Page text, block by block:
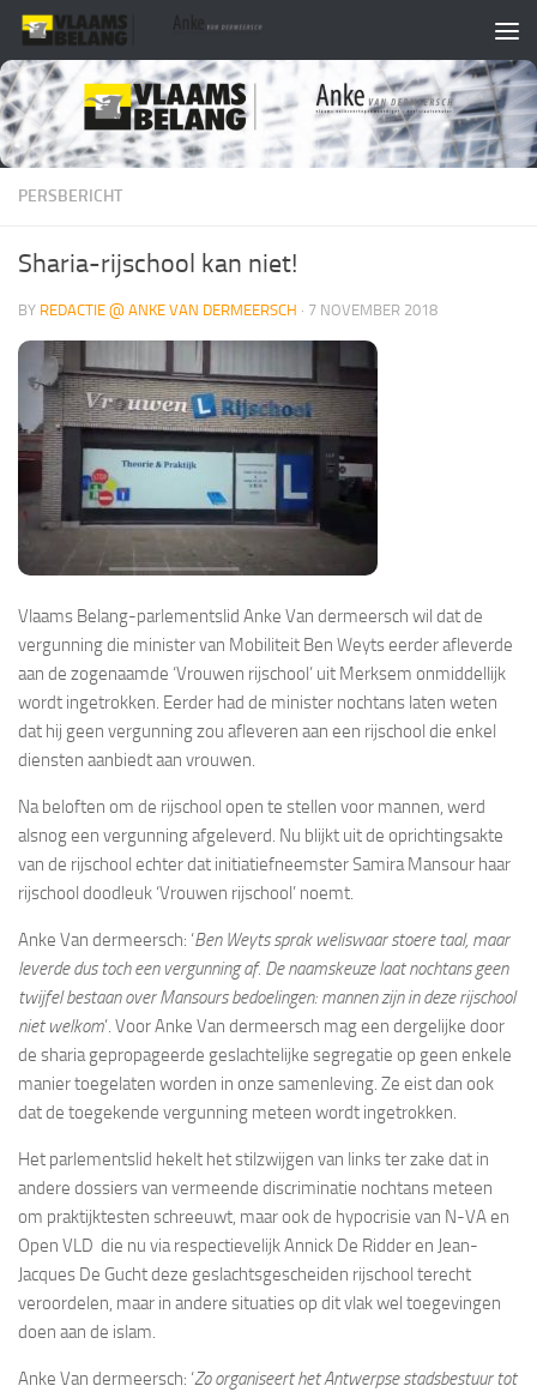
Skip to content
PERSBERICHT
Sharia-rijschool kan niet!
BY REDACTIE @ ANKE VAN DERMEERSCH · 7 NOVEMBER 2018
Vlaams Belang-parlementslid Anke Van dermeersch wil dat de
vergunning die minister van Mobiliteit Ben Weyts eerder afleverde
aan de zogenaamde ‘Vrouwen rijschool’ uit Merksem onmiddellijk
wordt ingetrokken. Eerder had de minister nochtans laten weten
dat hij geen vergunning zou afleveren aan een rijschool die enkel
diensten aanbiedt aan vrouwen.
Na beloften om de rijschool open te stellen voor mannen, werd
alsnog een vergunning afgeleverd. Nu blijkt uit de oprichtingsakte
van de rijschool echter dat initiatiefneemster Samira Mansour haar
rijschool doodleuk ‘Vrouwen rijschool’ noemt.
Anke Van dermeersch: ‘Ben Weyts sprak weliswaar stoere taal, maar
leverde dus toch een vergunning af. De naamskeuze laat nochtans geen
twijfel bestaan over Mansours bedoelingen: mannen zijn in deze rijschool
niet welkom’. Voor Anke Van dermeersch mag een dergelijke door
de sharia gepropageerde geslachtelijke segregatie op geen enkele
manier toegelaten worden in onze samenleving. Ze eist dan ook
dat de toegekende vergunning meteen wordt ingetrokken.
Het parlementslid hekelt het stilzwijgen van links ter zake dat in
andere dossiers van vermeende discriminatie nochtans meteen
om praktijktesten schreeuwt, maar ook de hypocrisie van N-VA en
Open VLD die nu via respectievelijk Annick De Ridder en Jean-
Jacques De Gucht deze geslachtsgescheiden rijschool terecht
veroordelen, maar in andere situaties op dit vlak wel toegevingen
doen aan de islam.
Anke Van dermeersch: ‘Zo organiseert het Antwerpse stadsbestuur tot